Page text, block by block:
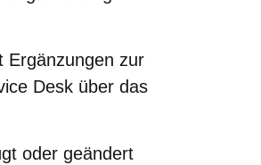
Ergänzungen zur
Desk über das
oder geändert